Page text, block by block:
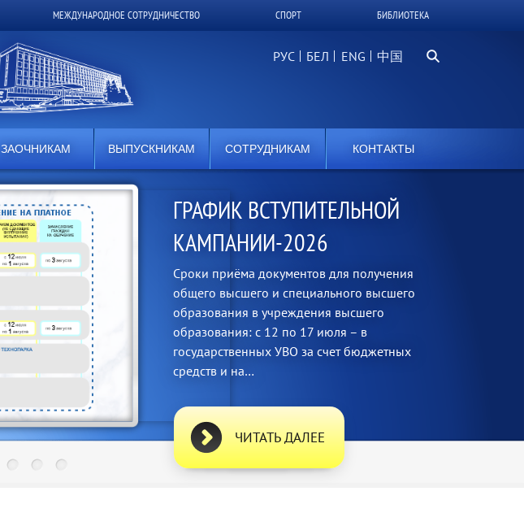
МЕЖДУНАРОДНОЕ СОТРУДНИЧЕСТВО СПОРТ БИБЛИОТЕКА
РУС БЕЛ 中国 Поиск...
ЗАОЧНИКАМ ВЫПУСКНИКАМ СОТРУДНИКАМ КОНТАКТЫ
ЧАТ-БОТ ПРИЁМНОЙ
КОМИССИИ
Чат-бот предназначен для оперативной связи
абитуриентов с приёмной комиссией ГГУ
имени Ф.Скорины по любым вопросам,
касающимся приёмной кампании. Вопросы
рекомендуется задавать в рабочее время.
ЗАДАТЬ ВОПРОС